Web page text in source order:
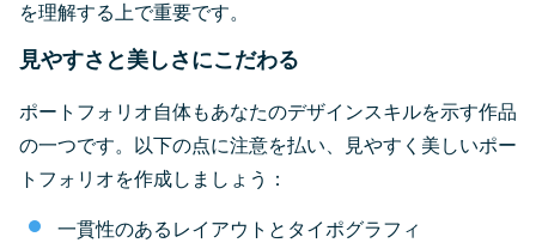
を理解する上で重要です。
見やすさと美しさにこだわる
ポートフォリオ自体もあなたのデザインスキルを示す作品
の一つです。以下の点に注意を払い、見やすく美しいポー
トフォリオを作成しましょう：
一貫性のあるレイアウトとタイポグラフィ